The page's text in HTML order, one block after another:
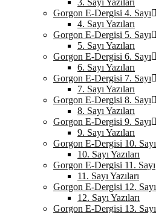
3. Sayı Yazıları
Gorgon E-Dergisi 4. Sayı
4. Sayı Yazıları
Gorgon E-Dergisi 5. Sayı
5. Sayı Yazıları
Gorgon E-Dergisi 6. Sayı
6. Sayı Yazıları
Gorgon E-Dergisi 7. Sayı
7. Sayı Yazıları
Gorgon E-Dergisi 8. Sayı
8. Sayı Yazıları
Gorgon E-Dergisi 9. Sayı
9. Sayı Yazıları
Gorgon E-Dergisi 10. Sayı
10. Sayı Yazıları
Gorgon E-Dergisi 11. Sayı
11. Sayı Yazıları
Gorgon E-Dergisi 12. Sayı
12. Sayı Yazıları
Gorgon E-Dergisi 13. Sayı